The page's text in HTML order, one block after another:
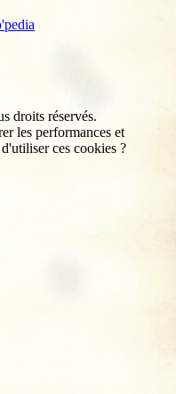
droits réservés.
les performances et
ces cookies ?